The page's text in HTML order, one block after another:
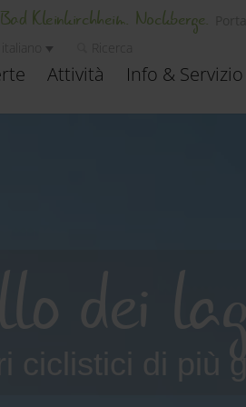
Kleinkirchheim. Nockberge.
Attività Info & Servizio
dei
ciclistici di più